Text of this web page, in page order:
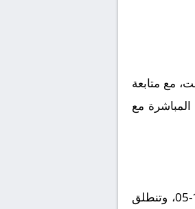
مع متابعة
مع
تُقام مباراة الريان ضد الشباب على ملعب استاد أحمد بن علي في إطار بطولة آسيا, دوري أبطال الخليج للأندية يوم 2025-11-05، وتنطلق